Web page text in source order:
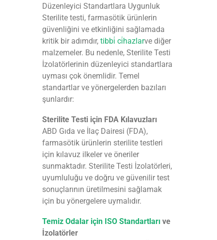
Düzenleyici Standartlara Uygunluk
Sterilite testi, farmasötik ürünlerin
güvenliğini ve etkinliğini sağlamada
kritik bir adımdır,tibbi̇ ci̇hazlarve diğer
malzemeler. Bu nedenle, Sterilite Testi
İzolatörlerinin düzenleyici standartlara
uyması çok önemlidir. Temel
standartlar ve yönergelerden bazıları
şunlardır:
Sterilite Testi için FDA Kılavuzları
ABD Gıda ve İlaç Dairesi (FDA),
farmasötik ürünlerin sterilite testleri
için kılavuz ilkeler ve öneriler
sunmaktadır. Sterilite Testi İzolatörleri,
uyumluluğu ve doğru ve güvenilir test
sonuçlarının üretilmesini sağlamak
için bu yönergelere uymalıdır.
Temiz Odalar için ISO Standartları ve
İzolatörler